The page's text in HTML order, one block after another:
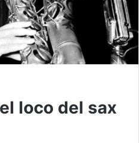
loco del sax